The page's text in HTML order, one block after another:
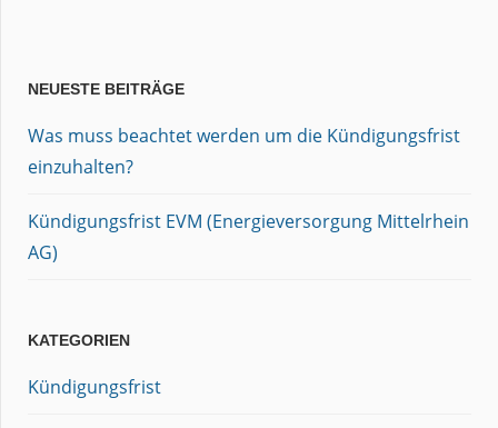
NEUESTE BEITRÄGE
Was muss beachtet werden um die Kündigungsfrist
einzuhalten?
Kündigungsfrist EVM (Energieversorgung Mittelrhein
AG)
KATEGORIEN
Kündigungsfrist